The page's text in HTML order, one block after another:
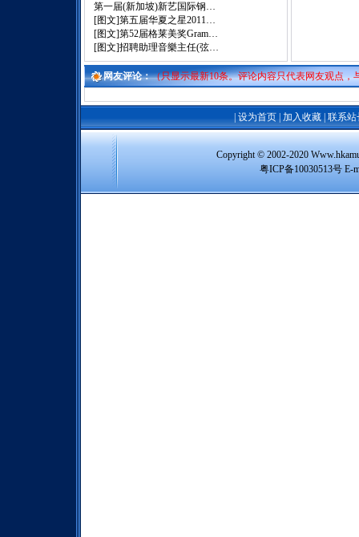
第一届(新加坡)新艺国际钢…
[图文]第五届华夏之星2011…
[图文]第52届格莱美奖Gram…
[图文]招聘助理音樂主任(弦…
网友评论：（只显示最新10条。评论内容只代表网友观点，
设为首页| 加入收藏| 联系站
Copyright © 2002-2020
粤ICP备10030513号 E-